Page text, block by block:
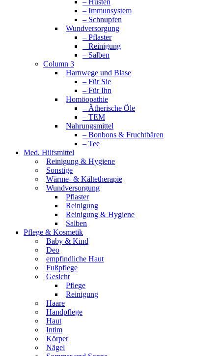
– Immunsystem
– Schnupfen
Wundversorgung
– Pflaster
– Reinigung
– Salben
Column 3
Harnwege und Blase
– Für Sie
– Für Ihn
Homöopathie
– Ätherische Öle
– TEM
Nahrungsmittel
– Bonbons & Fruchtbären
– Tee
Med. Hilfsmittel
Reinigung & Hygiene
Sonstige
Wärme- & Kältetherapie
Wundversorgung
Pflaster
Reinigung
Reinigung & Hygiene
Salben
Pflege & Kosmetik
Baby & Kind
Deo
empfindliche Haut
Fußpflege
Gesicht
Pflege
Reinigung
Haare
Handpflege
Haut
Intim
Körper
Nägel